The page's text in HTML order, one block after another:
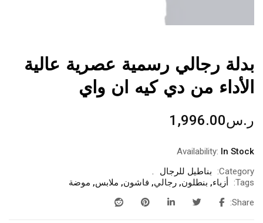
بدلة رجالي رسمية عصرية عالية
الأداء من دي كيه ان واي
ر.س1,996.00
Availability: In Stock
Category:
بناطيل للرجال
Tags:
أزياء, بنطلون, رجالي, فاشون, ملابس, موضة
Share: